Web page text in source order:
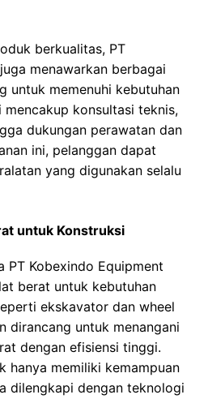
berkualitas, PT
menawarkan berbagai
untuk memenuhi kebutuhan
mencakup konsultasi teknis,
dukungan perawatan dan
ini, pelanggan dapat
yang digunakan selalu
untuk Konstruksi
PT Kobexindo Equipment
berat untuk kebutuhan
ekskavator dan wheel
dirancang untuk menangani
dengan efisiensi tinggi.
hanya memiliki kemampuan
dilengkapi dengan teknologi